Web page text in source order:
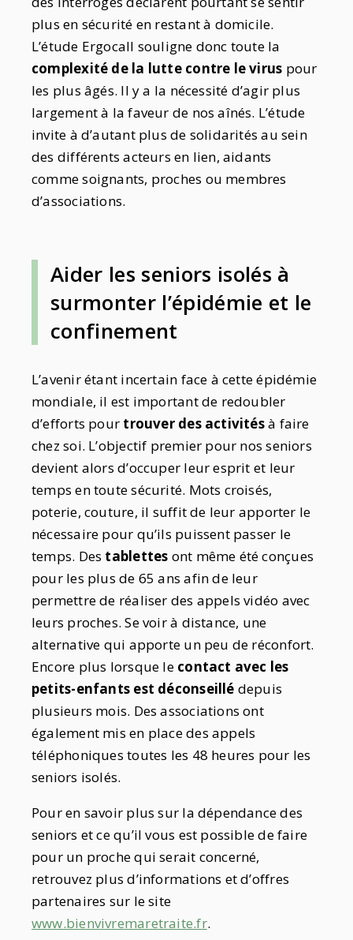
plus en sécurité en restant à domicile.
L’étude Ergocall souligne donc toute la
complexité de la lutte contre le virus pour
les plus âgés. Il y a la nécessité d’agir plus
largement à la faveur de nos aînés. L’étude
invite à d’autant plus de solidarités au sein
des différents acteurs en lien, aidants
comme soignants, proches ou membres
d’associations.
Aider les seniors isolés à
surmonter l’épidémie et le
confinement
L’avenir étant incertain face à cette épidémie
mondiale, il est important de redoubler
d’efforts pour trouver des activitésà faire
chez soi. L’objectif premier pour nos seniors
devient alors d’occuper leur esprit et leur
temps en toute sécurité. Mots croisés,
poterie, couture, il suffit de leur apporter le
nécessaire pour qu’ils puissent passer le
temps. Des tablettes ont même été conçues
pour les plus de 65 ans afin de leur
permettre de réaliser des appels vidéo avec
leurs proches. Se voir à distance, une
alternative qui apporte un peu de réconfort.
Encore plus lorsque le contact avec les
petits-enfants est déconseillé depuis
plusieurs mois. Des associations ont
également mis en place des appels
téléphoniques toutes les 48 heures pour les
seniors isolés.
Pour en savoir plus sur la dépendance des
seniors et ce qu’il vous est possible de faire
pour un proche qui serait concerné,
retrouvez plus d’informations et d’offres
partenaires sur le site
www.bienvivremaretraite.fr.